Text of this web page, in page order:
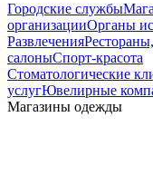
Городские службы
организацииОрганы
Развлечения
салоныСпорт-красота
Стоматологические
услугЮвелирные
Mагазины одежды